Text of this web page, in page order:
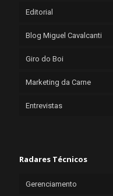
Editorial
Blog Miguel Cavalcanti
Giro do Boi
Marketing da Carne
Entrevistas
Radares Técnicos
Gerenciamento